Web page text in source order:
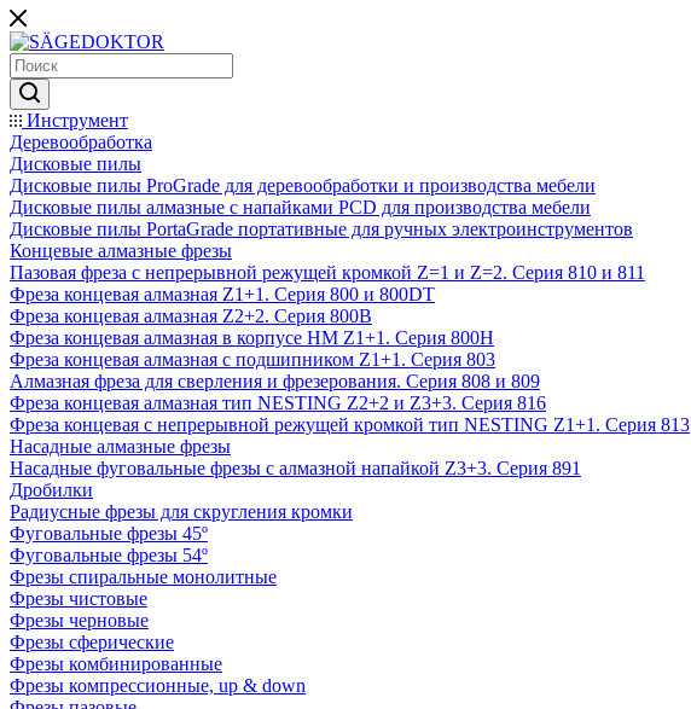
Инструмент
Деревообработка
Дисковые пилы
Дисковые пилы ProGrade для деревообработки и производства мебели
Дисковые пилы алмазные с напайками PCD для производства мебели
Дисковые пилы PortaGrade портативные для ручных электроинструментов
Концевые алмазные фрезы
Пазовая фреза с непрерывной режущей кромкой Z=1 и Z=2. Серия 810 и 811
Фреза концевая алмазная Z1+1. Серия 800 и 800DT
Фреза концевая алмазная Z2+2. Серия 800B
Фреза концевая алмазная в корпусе НМ Z1+1. Серия 800H
Фреза концевая алмазная с подшипником Z1+1. Серия 803
Алмазная фреза для сверления и фрезерования. Серия 808 и 809
Фреза концевая алмазная тип NESTING Z2+2 и Z3+3. Серия 816
Фреза концевая с непрерывной режущей кромкой тип NESTING Z1+1. Серия 813
Насадные алмазные фрезы
Насадные фуговальные фрезы с алмазной напайкой Z3+3. Серия 891
Дробилки
Радиусные фрезы для скругления кромки
Фуговальные фрезы 45º
Фуговальные фрезы 54º
Фрезы спиральные монолитные
Фрезы чистовые
Фрезы черновые
Фрезы сферические
Фрезы комбинированные
Фрезы компрессионные, up & down